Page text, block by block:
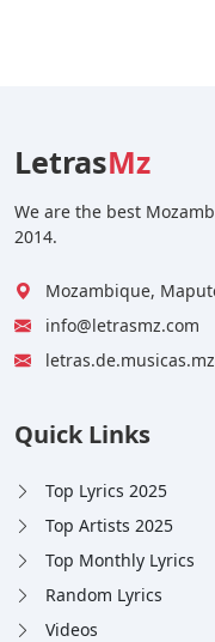
LetrasMz
We are the best
2014.
Mozambique,
info@letrasmz.com
Quick Links
Top Lyrics 2025
Top Artists 2025
Top Monthly Lyrics
Random Lyrics
Videos